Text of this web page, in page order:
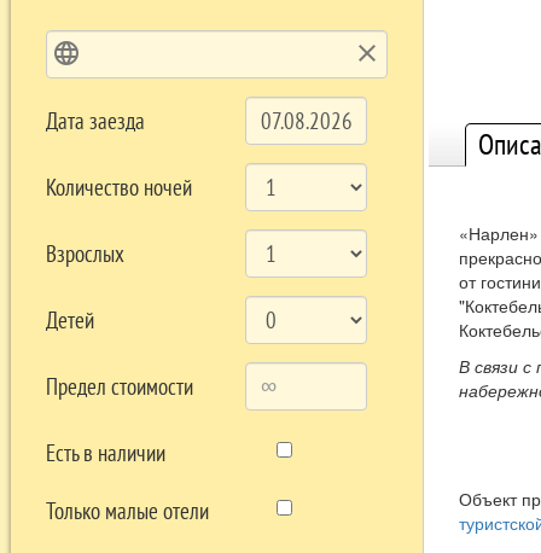
language clear
Дата заезда
Количество ночей
Взрослых
Детей
Предел стоимости
Есть в наличии
Только малые отели
от
В связи
Объект